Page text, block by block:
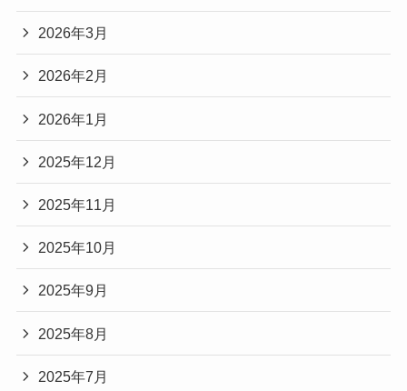
2026年3月
2026年2月
2026年1月
2025年12月
2025年11月
2025年10月
2025年9月
2025年8月
2025年7月